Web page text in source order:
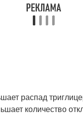
распад
количество